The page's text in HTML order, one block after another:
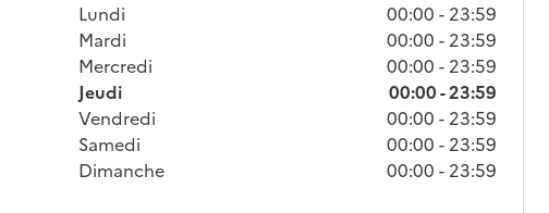
Lundi
00:00 - 23:59
Mardi
00:00 - 23:59
Mercredi
00:00 - 23:59
Jeudi
00:00 - 23:59
Vendredi
00:00 - 23:59
Samedi
00:00 - 23:59
Dimanche
00:00 - 23:59